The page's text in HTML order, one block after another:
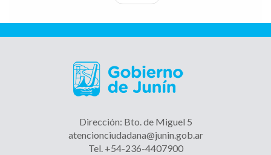
Dirección: Bto. de Miguel 5
atencionciudadana@junin.gob.ar
Tel. +54-236-4407900